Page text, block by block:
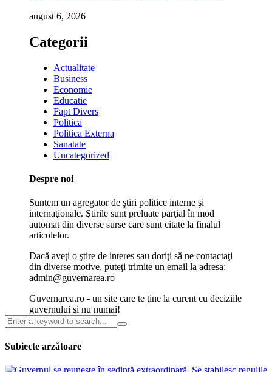
august 6, 2026
Categorii
Actualitate
Business
Economie
Educatie
Fapt Divers
Politica
Politica Externa
Sanatate
Uncategorized
Despre noi
Suntem un agregator de ştiri politice interne şi
internaţionale. Ştirile sunt preluate parţial în mod
automat din diverse surse care sunt citate la finalul
articolelor.
Dacă aveţi o ştire de interes sau doriţi să ne contactaţi
din diverse motive, puteţi trimite un email la adresa:
admin@guvernarea.ro
Guvernarea.ro - un site care te ţine la curent cu deciziile
guvernului şi nu numai!
Subiecte arzătoare